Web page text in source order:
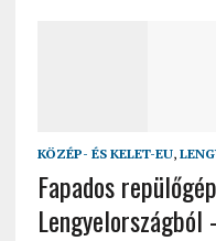
KÖZÉP- ÉS KELET-EU,
Fapados